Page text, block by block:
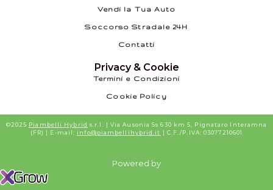
Vendi la Tua Auto
Soccorso Stradale 24H
Contatti
Privacy & Cookie
Termini e Condizioni
Cookie Policy
©2025 Piambelli Hybrid s.r.l. | Via Ausonia Ss 630 km 5, Pignataro Interamna
(FR) | E-mail: info@piambellihybrid.it | C.F./P.IVA: 03077210601
Powered by